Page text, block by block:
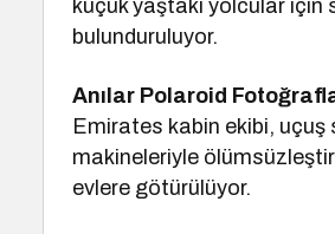
küçük yaştaki yolcular için
bulunduruluyor.
Anılar Polaroid
Emirates kabin ekibi, uçuş
makineleriyle
evlere götürülüyor.